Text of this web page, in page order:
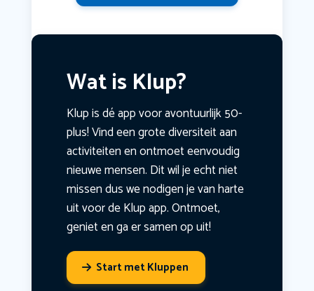
Wat is Klup?
Klup is dé app voor avontuurlijk 50-
plus! Vind een grote diversiteit aan
activiteiten en ontmoet eenvoudig
nieuwe mensen. Dit wil je echt niet
missen dus we nodigen je van harte
uit voor de Klup app. Ontmoet,
geniet en ga er samen op uit!
Start met Kluppen